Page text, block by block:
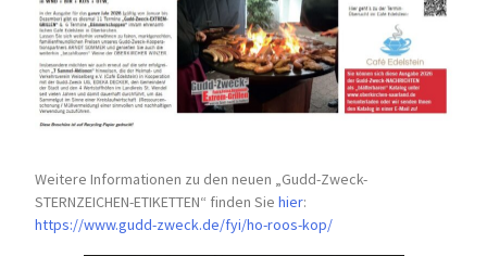
Weitere Informationen zu den neuen „Gudd-Zweck-
STERNZEICHEN-ETIKETTEN“ finden Siehier:
https://www.gudd-zweck.de/fyi/ho-roos-kop/